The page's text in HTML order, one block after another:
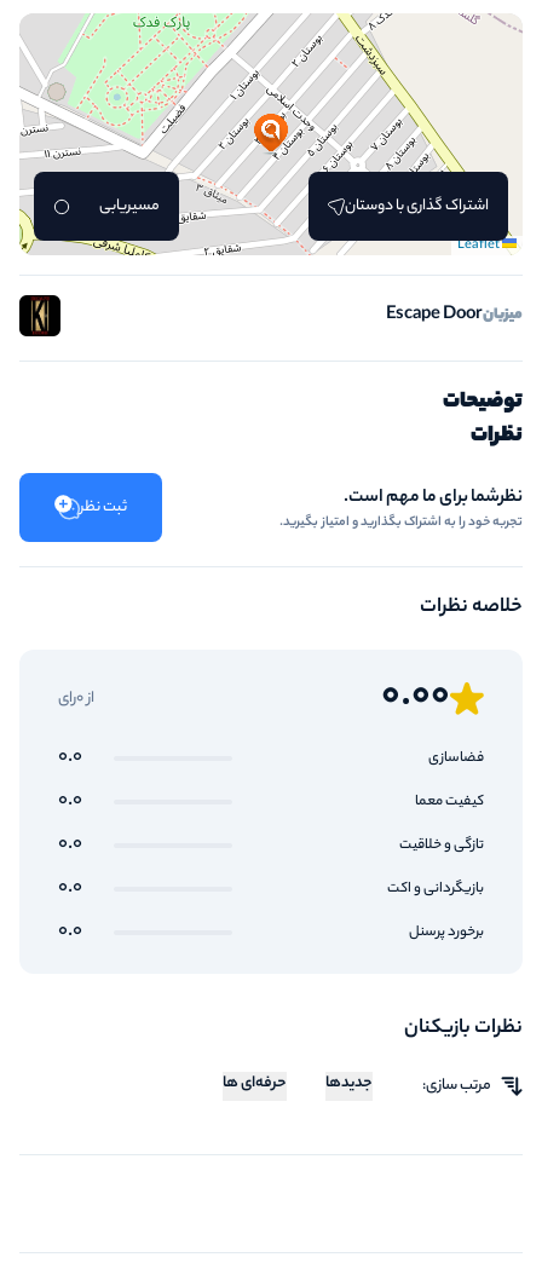
Leaflet
اشتراک گذاری با دوستان مسیریابی
میزبانEscape Door
توضیحات
نظرات
نظرشما برای ما مهم است.
تجربه خود را به اشتراک بگذارید و امتیاز بگیرید.
ثبت نظر
خلاصه نظرات
0.00 از 0رای
فضاسازی 0.0
کیفیت معما 0.0
تازگی و خلاقیت 0.0
بازیگردانی و اکت 0.0
برخورد پرسنل 0.0
نظرات بازیکنان
مرتب سازی: جدیدها حرفه‌ای ها